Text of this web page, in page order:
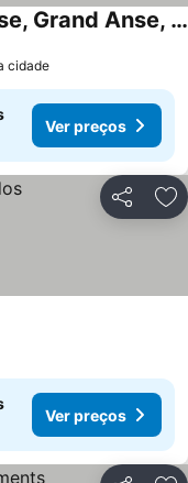
Elegant Rays Apt- Golf Course, Grand Anse, Grenada
cidade
Ver preços
Partilhar
Ver preços